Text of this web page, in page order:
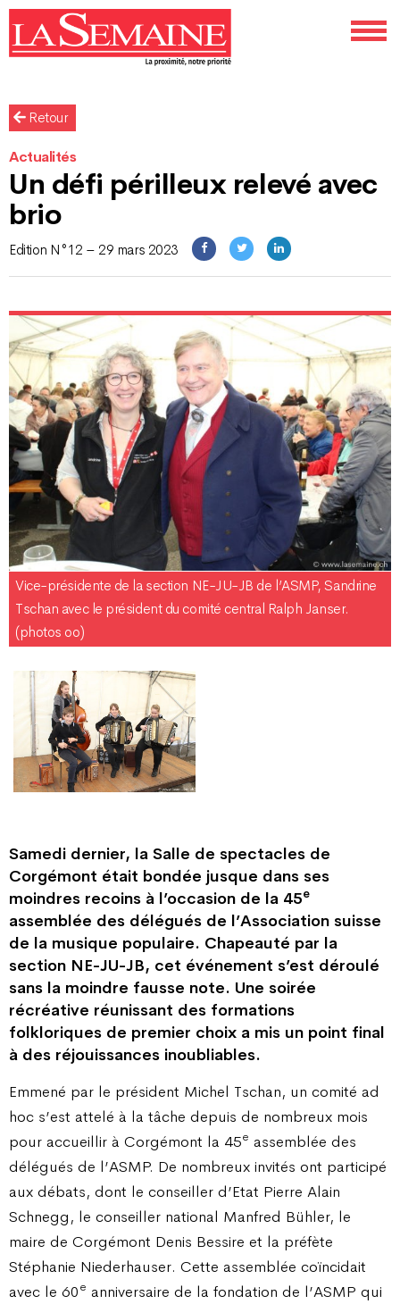
Retour
Actualités
Un défi périlleux relevé avec
brio
Edition N°12 – 29 mars 2023
Vice-présidente de la section NE-JU-JB de l’ASMP, Sandrine
Tschan avec le président du comité central Ralph Janser.
(photos oo)
Samedi dernier, la Salle de spectacles de
Corgémont était bondée jusque dans ses
moindres recoins à l’occasion de la 45e
assemblée des délégués de l’Association suisse
de la musique populaire. Chapeauté par la
section NE-JU-JB, cet événement s’est déroulé
sans la moindre fausse note. Une soirée
récréative réunissant des formations
folkloriques de premier choix a mis un point final
à des réjouissances inoubliables.
Emmené par le président Michel Tschan, un comité ad
hoc s’est attelé à la tâche depuis de nombreux mois
pour accueillir à Corgémont la 45e assemblée des
délégués de l’ASMP. De nombreux invités ont participé
aux débats, dont le conseiller d’Etat Pierre Alain
Schnegg, le conseiller national Manfred Bühler, le
maire de Corgémont Denis Bessire et la préfète
Stéphanie Niederhauser. Cette assemblée coïncidait
avec le 60e anniversaire de la fondation de l’ASMP qui